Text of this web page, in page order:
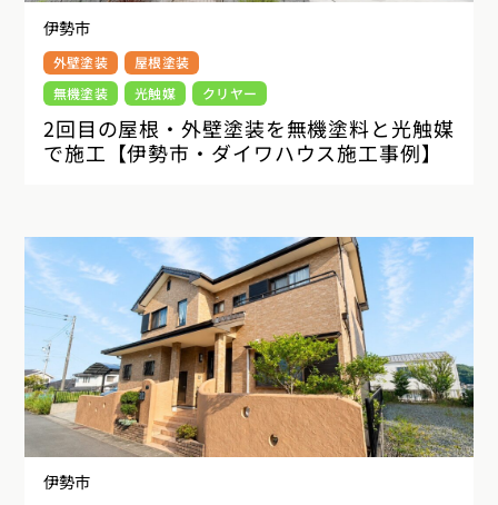
伊勢市
外壁塗装
屋根塗装
無機塗装
光触媒 クリヤー
2回目の屋根・外壁塗装を無機塗料と光触媒
で施工【伊勢市・ダイワハウス施工事例】
伊勢市